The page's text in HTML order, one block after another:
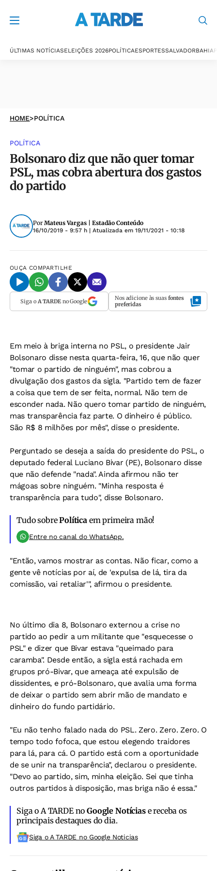
ÚLTIMAS NOTÍCIASELEIÇÕES 2026POLÍTICAESPORTESSALVADORBAHIA
HOME>POLÍTICA
POLÍTICA
Bolsonaro diz que não quer tomar
PSL, mas cobra abertura dos gastos
do partido
Por Mateus Vargas | Estadão Conteúdo
16/10/2019 - 9:57 h | Atualizada em 19/11/2021 - 10:18
OUÇA COMPARTILHE
Siga o A TARDEno Google Nos adicione às suas fontes
preferidas
Em meio à briga interna no PSL, o presidente Jair
Bolsonaro disse nesta quarta-feira, 16, que não quer
"tomar o partido de ninguém", mas cobrou a
divulgação dos gastos da sigla. "Partido tem de fazer
a coisa que tem de ser feita, normal. Não tem de
esconder nada. Não quero tomar partido de ninguém,
mas transparência faz parte. O dinheiro é público.
São R$ 8 milhões por mês", disse o presidente.
Perguntado se deseja a saída do presidente do PSL, o
deputado federal Luciano Bivar (PE), Bolsonaro disse
que não defende "nada". Ainda afirmou não ter
mágoas sobre ninguém. "Minha resposta é
transparência para tudo", disse Bolsonaro.
Tudo sobrePolíticaem primeira mão!
Entre no canal do WhatsApp.
"Então, vamos mostrar as contas. Não ficar, como a
gente vê notícias por aí, de 'expulsa de lá, tira da
comissão, vai retaliar'", afirmou o presidente.
No último dia 8, Bolsonaro externou a crise no
partido ao pedir a um militante que "esquecesse o
PSL" e dizer que Bivar estava "queimado para
caramba". Desde então, a sigla está rachada em
grupos pró-Bivar, que ameaça até expulsão de
dissidentes, e pró-Bolsonaro, que avalia uma forma
de deixar o partido sem abrir mão de mandato e
dinheiro do fundo partidário.
"Eu não tenho falado nada do PSL. Zero. Zero. Zero. O
tempo todo fofoca, que estou elegendo traidores
para lá, para cá. O partido está com a oportunidade
de se unir na transparência", declarou o presidente.
"Devo ao partido, sim, minha eleição. Sei que tinha
outros partidos à disposição, mas briga não é essa."
Siga o A TARDE noGoogle Notíciase receba os
principais destaques do dia.
Siga o A TARDE no Google Noticias